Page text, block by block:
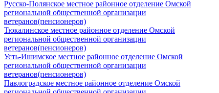
Русско-Полянское местное районное отделение Омской
региональной общественной организации
ветеранов(пенсионеров)
Тюкалинское местное районное отделение Омской
региональной общественной организации
ветеранов(пенсионеров)
Усть-Ишимское местное районное отделение Омской
региональной общественной организации
ветеранов(пенсионеров)
Павлоградское местное районное отделение Омской